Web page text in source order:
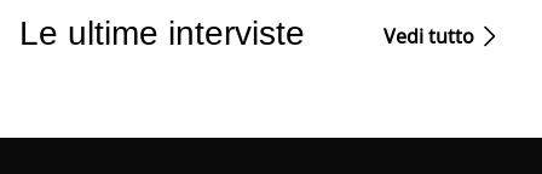
Le ultime interviste Vedi tutto